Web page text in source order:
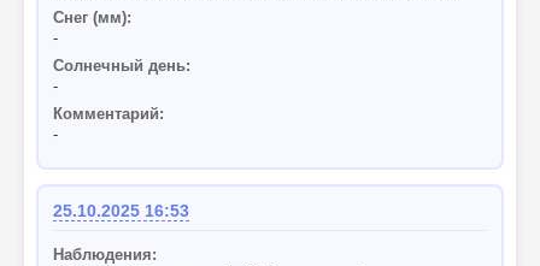
Снег (мм):
-
Солнечный день:
-
Комментарий:
-
25.10.2025 16:53
Наблюдения: